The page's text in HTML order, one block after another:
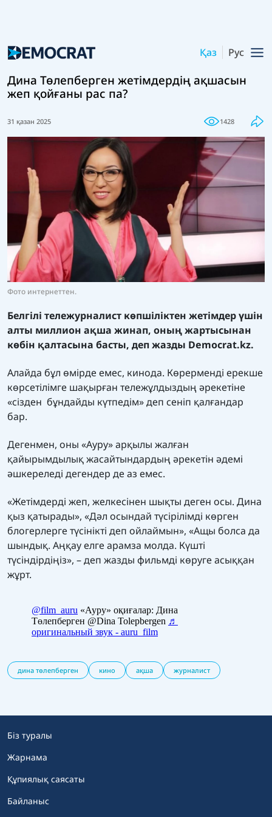
Қаз Рус
Дина Төлепберген жетімдердің ақшасын
жеп қойғаны рас па?
31 қазан 2025 1428
Фото интернеттен.
Белгілі тележурналист көпшіліктен жетімдер үшін
алты миллион ақша жинап, оның жартысынан
көбін қалтасына басты, деп жазды Democrat.kz.
Алайда бұл өмірде емес, кинода. Көрерменді ерекше
көрсетілімге шақырған тележұлдыздың әрекетіне
«сізден бұндайды күтпедім» деп сеніп қалғандар
бар.
Дегенмен, оны «Ауру» арқылы жалған
қайырымдылық жасайтындардың әрекетін әдемі
әшкереледі дегендер де аз емес.
«Жетімдерді жеп, желкесінен шықты деген осы. Дина
қыз қатырады», «Дәл осындай түсірілімді көрген
блогерлерге түсінікті деп ойлаймын», «Ащы болса да
шындық. Аңқау елге арамза молда. Күшті
түсіндірдіңіз», – деп жазды фильмді көруге асыққан
жұрт.
дина төлепберген кино ақша журналист
Біз туралы
Жарнама
Құпиялық саясаты
Байланыс